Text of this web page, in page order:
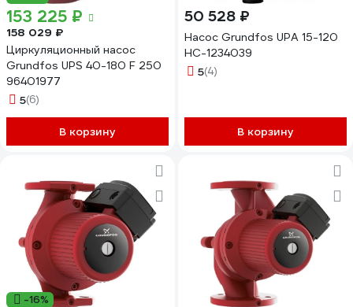
153 225 ₽
158 029 ₽
Циркуляционный насос
Grundfos UPS 40-180 F 250
96401977
5(6)
В корзину
50 528 ₽
Насос Grundfos UPA 15-120
НС-1234039
5(4)
В корзину
-16%